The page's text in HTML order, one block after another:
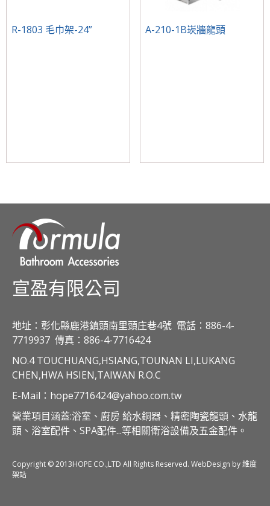
R-1803 毛巾架-24” A-210-1B崁牆龍頭
宣盈有限公司
地址：彰化縣鹿港鎮頭南里頭庄巷4號 電話：886-4-
7719937 傳真：886-4-7716424
NO.4 TOUCHUANG,HSIANG,TOUNAN LI,LUKANG
CHEN,HWA HSIEN,TAIWAN R.O.C
E-Mail：hope7716424@yahoo.com.tw
營業項目涵蓋:浴室、廚房 給水銅器、精密陶瓷龍頭、水龍
頭、浴室配件、SPA配件...等相關衛浴設備及五金配件。
Copyright © 2013HOPE CO.,LTD All Rights Reserved. WebDesign by 維度
架站